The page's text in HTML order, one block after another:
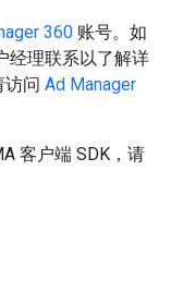
360 账号。如
经理联系以了解详
访问 Ad Manager
客户端 SDK，请